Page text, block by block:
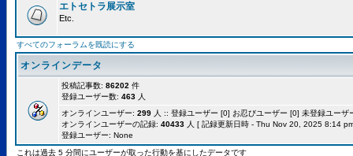
エトセトラ展示室
Etc.
すべてのフォーラムを既読にする
オンラインデータ
投稿記事数: 86202 件
登録ユーザー数: 463 人
オンラインユーザー: 299 人 :: 登録ユーザー [0] お忍びユーザー [0] 未登録ユーザ
オンラインユーザーの記録: 40433 人 [ 記録更新日時 - Thu Nov 20, 2025 8:14
登録ユーザー: None
これは過去 5 分間にユーザーが取った行動を基にしたデータです